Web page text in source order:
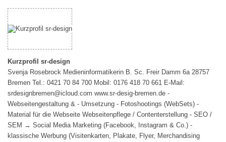
Kurzprofil sr-design
Svenja Rosebrock Medieninformatikerin B. Sc. Freir Damm 6a 28757
Bremen Tel.: 0421 70 84 700 Mobil: 0176 418 70 661 E-Mail:
srdesignbremen@icloud.com www.sr-desig-bremen.de -
Webseitengestaltung & - Umsetzung - Fotoshootings (WebSets) -
Material für die Webseite Webseitenpflege / Contenterstellung - SEO /
SEM → Social Media Marketing (Facebook, Instagram & Co.) -
klassische Werbung (Visitenkarten, Plakate, Flyer, Merchandising